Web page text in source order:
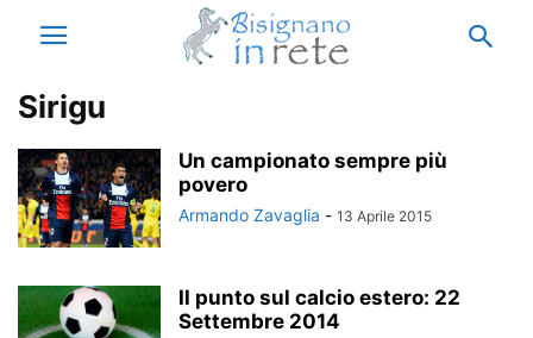
Sirigu
Un campionato sempre più
povero
Armando Zavaglia - 13 Aprile 2015
Il punto sul calcio estero: 22
Settembre 2014